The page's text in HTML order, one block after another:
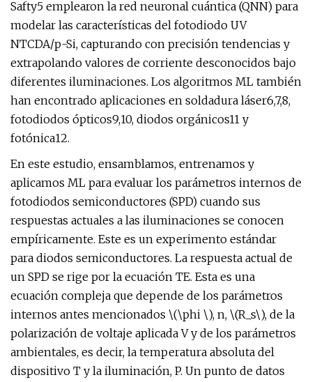
Safty5 emplearon la red neuronal cuántica (QNN) para
modelar las características del fotodiodo UV
NTCDA/p-Si, capturando con precisión tendencias y
extrapolando valores de corriente desconocidos bajo
diferentes iluminaciones. Los algoritmos ML también
han encontrado aplicaciones en soldadura láser6,7,8,
fotodiodos ópticos9,10, diodos orgánicos11 y
fotónica12.
En este estudio, ensamblamos, entrenamos y
aplicamos ML para evaluar los parámetros internos de
fotodiodos semiconductores (SPD) cuando sus
respuestas actuales a las iluminaciones se conocen
empíricamente. Este es un experimento estándar
para diodos semiconductores. La respuesta actual de
un SPD se rige por la ecuación TE. Esta es una
ecuación compleja que depende de los parámetros
internos antes mencionados \(\phi \), n, \(R_s\), de la
polarización de voltaje aplicada V y de los parámetros
ambientales, es decir, la temperatura absoluta del
dispositivo T y la iluminación, P. Un punto de datos